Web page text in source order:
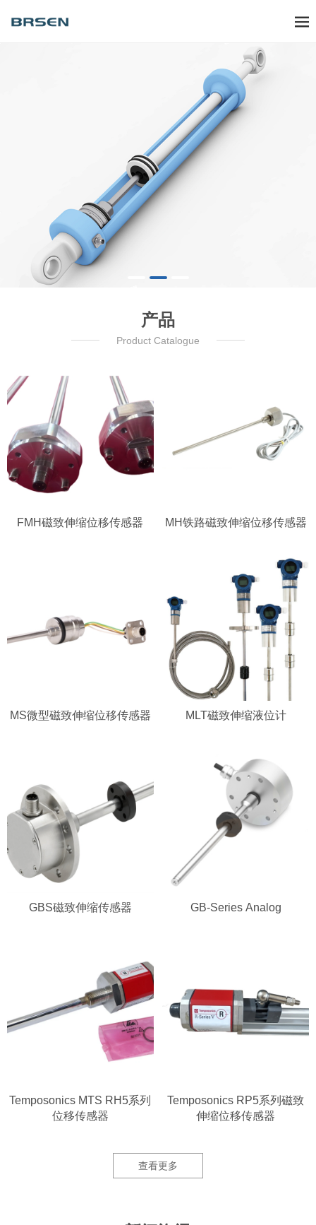
产品
Product Catalogue
FMH磁致伸缩位移传感器 MH铁路磁致伸缩位移传感器
MS微型磁致伸缩位移传感器 MLT磁致伸缩液位计
GBS磁致伸缩传感器 GB-Series Analog
Temposonics MTS RH5系列
位移传感器
Temposonics RP5系列磁致
伸缩位移传感器
查看更多